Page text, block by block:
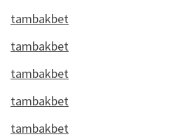
tambakbet
tambakbet
tambakbet
tambakbet
tambakbet